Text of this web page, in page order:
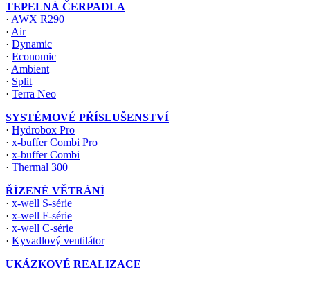
TEPELNÁ ČERPADLA
· AWX R290
· Air
· Dynamic
· Economic
· Ambient
· Split
· Terra Neo
SYSTÉMOVÉ PŘÍSLUŠENSTVÍ
· Hydrobox Pro
· x-buffer Combi Pro
· x-buffer Combi
· Thermal 300
ŘÍZENÉ VĚTRÁNÍ
· x-well S-série
· x-well F-série
· x-well C-série
· Kyvadlový ventilátor
UKÁZKOVÉ REALIZACE